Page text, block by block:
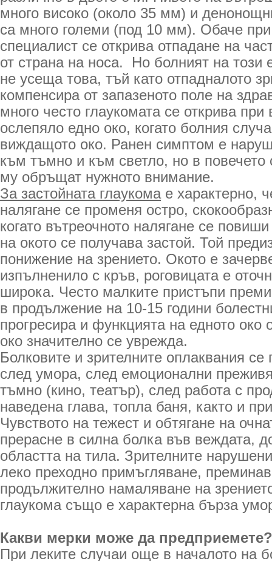
много високо (около 35 мм) и
са много големи (под 10 мм). Обаче
специалист се открива отпадане на
от страна на носа. Но болният на този
не усеща това, тъй като отпадналото
компенсира от запазеното поле на
много често глаукомата се открива
ослепяло едно око, когато болния
виждащото око. Ранен симптом е
към тъмно и към светло, но в повечето
му обръщат нужното внимание.
За застойната глаукомае характерно,
налягане се променя остро,
когато вътреочното налягане се
на окото се получава застой. Той
понижение на зрението. Окото е
изпълненило с кръв, роговицата е
широка. Често малките пристъпи
в продължение на 10-15 години
прогресира и функцията на едното око
око значително се уврежда.
Болковите и зрителните оплаквания се
след умора, след емоционални
тъмно (кино, театър), след работа с
наведена глава, топла баня, както и
Чувството на тежест и обтягане на
прерасне в силна болка във веждата,
областта на тила. Зрителните
леко преходно примъгляване,
продължително намаляване на
глаукома също е характерна бърза
Какви мерки може да предприемете?
При леките случаи още в началото на